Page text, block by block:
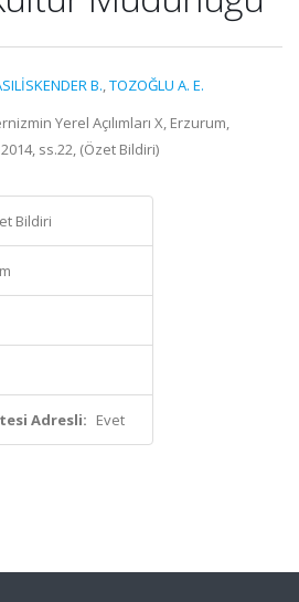
B.,TOZOĞLU A. E.
Yerel Açılımları X, Erzurum,
ss.22, (Özet Bildiri)
Bildiri
Adresli: Evet